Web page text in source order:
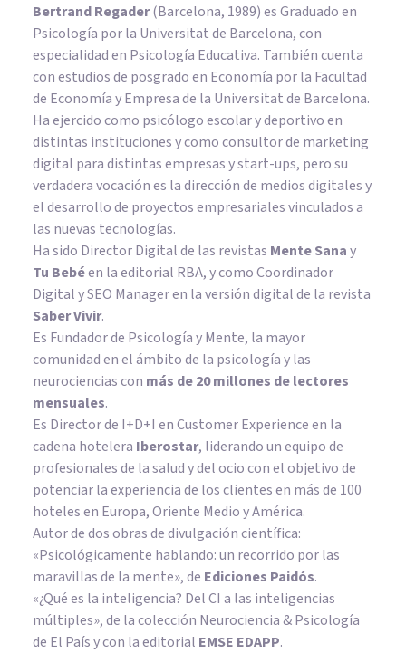
Bertrand Regader(Barcelona, 1989) es Graduado en
Psicología por la Universitat de Barcelona, con
especialidad en Psicología Educativa. También cuenta
con estudios de posgrado en Economía por la Facultad
de Economía y Empresa de la Universitat de Barcelona.
Ha ejercido como psicólogo escolar y deportivo en
distintas instituciones y como consultor de marketing
digital para distintas empresas y start-ups, pero su
verdadera vocación es la dirección de medios digitales y
el desarrollo de proyectos empresariales vinculados a
las nuevas tecnologías.
Ha sido Director Digital de las revistas Mente Sanay
Tu Bebéen la editorial RBA, y como Coordinador
Digital y SEO Manager en la versión digital de la revista
Saber Vivir.
Es Fundador de Psicología y Mente, la mayor
comunidad en el ámbito de la psicología y las
neurociencias con más de 20 millones de lectores
mensuales.
Es Director de I+D+I en Customer Experience en la
cadena hotelera Iberostar, liderando un equipo de
profesionales de la salud y del ocio con el objetivo de
potenciar la experiencia de los clientes en más de 100
hoteles en Europa, Oriente Medio y América.
Autor de dos obras de divulgación científica:
«Psicológicamente hablando: un recorrido por las
maravillas de la mente», de Ediciones Paidós.
«¿Qué es la inteligencia? Del CI a las inteligencias
múltiples», de la colección Neurociencia & Psicología
de El País y con la editorial EMSE EDAPP.